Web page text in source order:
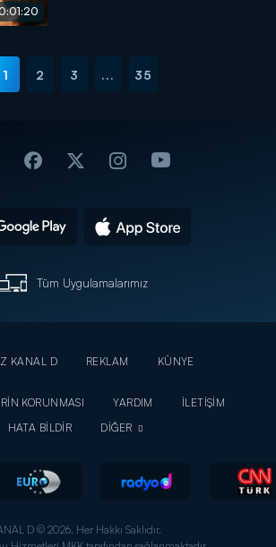
1 2 3 ... 35
Tüm Uygulamalarımız
KANAL D REKLAM
KÜNYE
KORUNMASI
YARDIM
İLETİŞİM
HATA BİLDİR
DİĞER
D © 2026. Her Hakkı Saklıdır.